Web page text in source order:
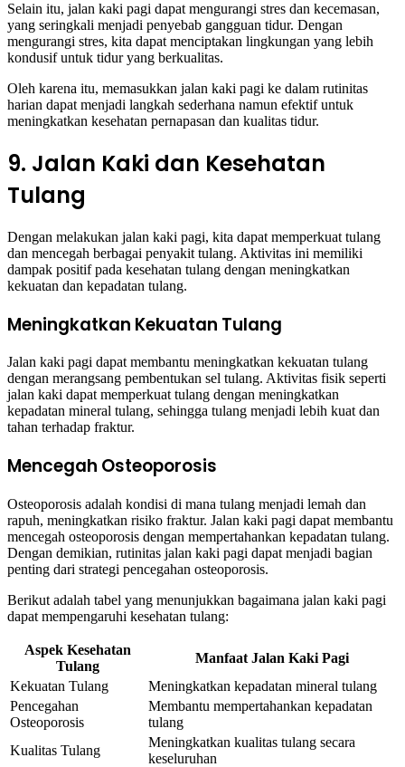
Selain itu, jalan kaki pagi dapat mengurangi stres dan kecemasan,
yang seringkali menjadi penyebab gangguan tidur. Dengan
mengurangi stres, kita dapat menciptakan lingkungan yang lebih
kondusif untuk tidur yang berkualitas.
Oleh karena itu, memasukkan jalan kaki pagi ke dalam rutinitas
harian dapat menjadi langkah sederhana namun efektif untuk
meningkatkan kesehatan pernapasan dan kualitas tidur.
9. Jalan Kaki dan Kesehatan
Tulang
Dengan melakukan jalan kaki pagi, kita dapat memperkuat tulang
dan mencegah berbagai penyakit tulang. Aktivitas ini memiliki
dampak positif pada kesehatan tulang dengan meningkatkan
kekuatan dan kepadatan tulang.
Meningkatkan Kekuatan Tulang
Jalan kaki pagi dapat membantu meningkatkan kekuatan tulang
dengan merangsang pembentukan sel tulang. Aktivitas fisik seperti
jalan kaki dapat memperkuat tulang dengan meningkatkan
kepadatan mineral tulang, sehingga tulang menjadi lebih kuat dan
tahan terhadap fraktur.
Mencegah Osteoporosis
Osteoporosis adalah kondisi di mana tulang menjadi lemah dan
rapuh, meningkatkan risiko fraktur. Jalan kaki pagi dapat membantu
mencegah osteoporosis dengan mempertahankan kepadatan tulang.
Dengan demikian, rutinitas jalan kaki pagi dapat menjadi bagian
penting dari strategi pencegahan osteoporosis.
Berikut adalah tabel yang menunjukkan bagaimana jalan kaki pagi
dapat mempengaruhi kesehatan tulang:
Aspek Kesehatan
Tulang
Manfaat Jalan Kaki Pagi
Kekuatan Tulang
Meningkatkan kepadatan mineral tulang
Pencegahan
Osteoporosis
Membantu mempertahankan kepadatan
tulang
Kualitas Tulang
Meningkatkan kualitas tulang secara
keseluruhan